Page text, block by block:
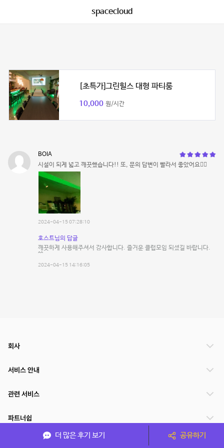
spacecloud
[초특가]그린힐스 대형 파티룸
10,000 원/시간
BOIA
시설이 되게 넓고 깨끗했습니다!! 또, 문의 답변이 빨라서 좋았어요👍🏻
2024-04-15 07:28:10
호스트님의 답글
깨끗하게 사용해주셔서 감사합니다. 즐거운 클럽모임 되셨길 바랍니다.
^^
2024-04-15 14:16:05
더 많은 후기 보기 공유하기
회사
서비스 안내
관련 서비스
파트너쉽
서비스 제공 국가